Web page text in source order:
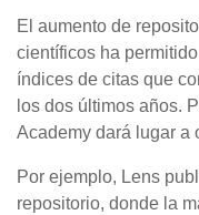
El aumento de
científicos ha
índices de citas que
los dos últimos años.
Academy dará lugar a
Por ejemplo, Lens
repositorio, donde la